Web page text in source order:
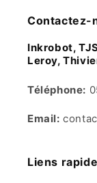
Contactez-
Inkrobot,
Leroy,
Téléphone:
Email:
Liens